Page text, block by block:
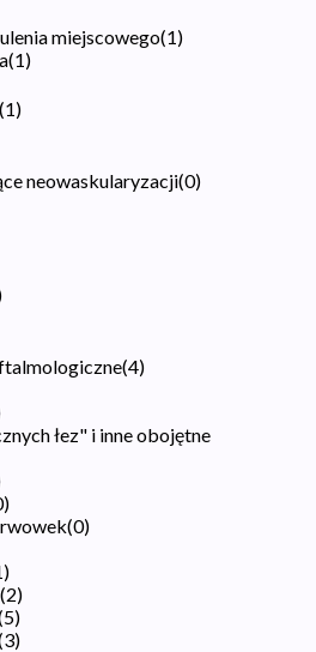
miejscowego(1)
(1)
(1)
neowaskularyzacji(0)
(4)
łez" i inne obojętne
)
(0)
)
(2)
5)
3)